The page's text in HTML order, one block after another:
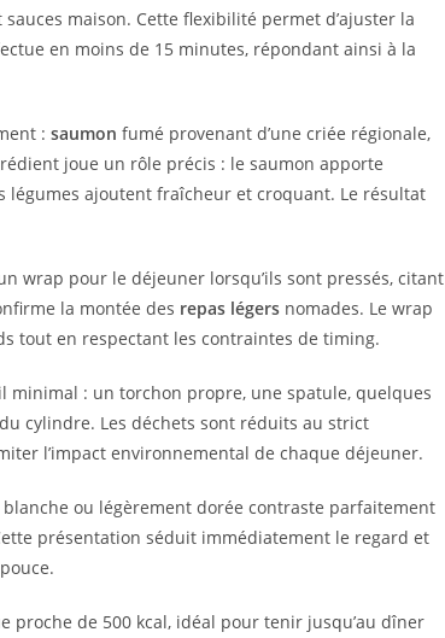
maison. Cette flexibilité permet d’ajuster la
en moins de 15 minutes, répondant ainsi à la
: saumon fumé provenant d’une criée régionale,
joue un rôle précis : le saumon apporte
légumes ajoutent fraîcheur et croquant. Le résultat
wrap pour le déjeuner lorsqu’ils sont pressés, citant
la montée des repas légers nomades. Le wrap
tout en respectant les contraintes de timing.
minimal : un torchon propre, une spatule, quelques
cylindre. Les déchets sont réduits au strict
l’impact environnemental de chaque déjeuner.
ou légèrement dorée contraste parfaitement
présentation séduit immédiatement le regard et
de 500 kcal, idéal pour tenir jusqu’au dîner